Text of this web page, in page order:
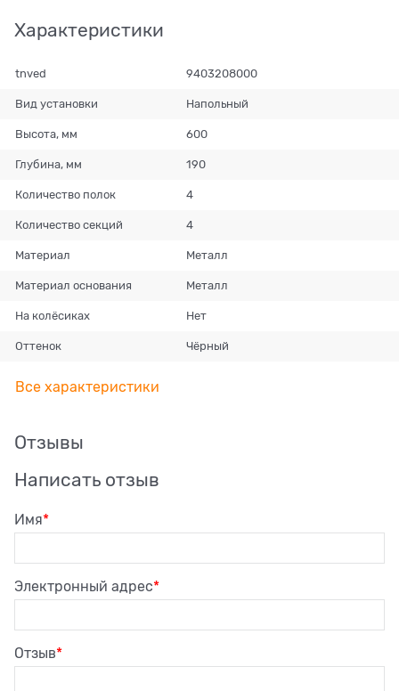
Характеристики
tnved 9403208000
Вид установки Напольный
Высота, мм 600
Глубина, мм 190
Количество полок 4
Количество секций 4
Материал Металл
Материал основания Металл
На колёсиках Нет
Оттенок Чёрный
Все характеристики
Отзывы
Написать отзыв
Имя
Электронный адрес
Отзыв